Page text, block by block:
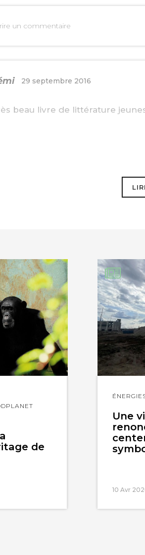
un commentaire
29 septembre 2016
beau livre de littérature
de
Une
10 Avr
Lire